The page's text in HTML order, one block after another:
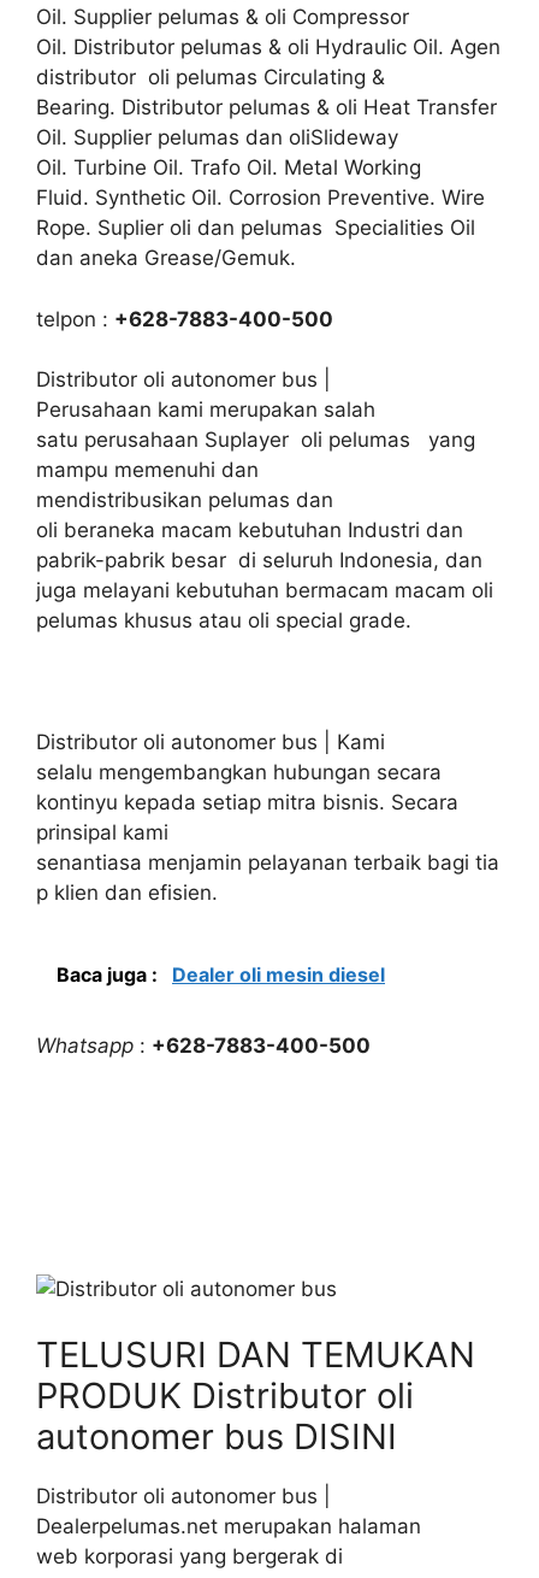
Oil. Supplier pelumas & oli Compressor
Oil. Distributor pelumas & oli Hydraulic Oil. Agen
distributor oli pelumas Circulating &
Bearing. Distributor pelumas & oli Heat Transfer
Oil. Supplier pelumas dan oliSlideway
Oil. Turbine Oil. Trafo Oil. Metal Working
Fluid. Synthetic Oil. Corrosion Preventive. Wire
Rope. Suplier oli dan pelumas Specialities Oil
dan aneka Grease/Gemuk.
telpon : +628-7883-400-500
Distributor oli autonomer bus |
Perusahaan kami merupakan salah
satu perusahaan Suplayer oli pelumas yang
mampu memenuhi dan
mendistribusikan pelumas dan
oli beraneka macam kebutuhan Industri dan
pabrik-pabrik besar di seluruh Indonesia, dan
juga melayani kebutuhan bermacam macam oli
pelumas khusus atau oli special grade.
Distributor oli autonomer bus | Kami
selalu mengembangkan hubungan secara
kontinyu kepada setiap mitra bisnis. Secara
prinsipal kami
senantiasa menjamin pelayanan terbaik bagi tia
p klien dan efisien.
Baca juga : Dealer oli mesin diesel
Whatsapp : +628-7883-400-500
TELUSURI DAN TEMUKAN
PRODUK Distributor oli
autonomer bus DISINI
Distributor oli autonomer bus |
Dealerpelumas.net merupakan halaman
web korporasi yang bergerak di